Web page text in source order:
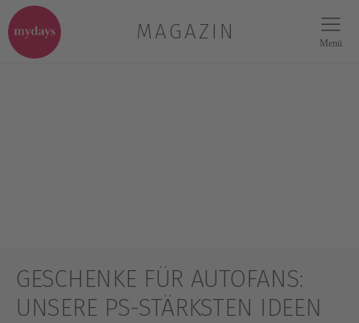
MAGAZIN Menü
GESCHENKE FÜR AUTOFANS:
UNSERE PS-STÄRKSTEN IDEEN